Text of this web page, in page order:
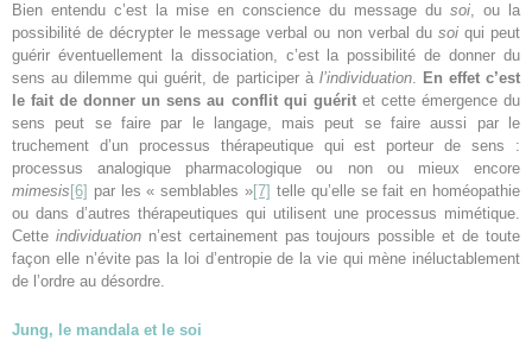
Bien entendu c’est la mise en conscience du message du soi, ou la
possibilité de décrypter le message verbal ou non verbal du soiqui peut
guérir éventuellement la dissociation, c’est la possibilité de donner du
sens au dilemme qui guérit, de participer à l’individuation. En effet c’est
le fait de donner un sens au conflit qui guéritet cette émergence du
sens peut se faire par le langage, mais peut se faire aussi par le
truchement d’un processus thérapeutique qui est porteur de sens :
processus analogique pharmacologique ou non ou mieux encore
mimesis [6] par les « semblables »[7] telle qu’elle se fait en homéopathie
ou dans d’autres thérapeutiques qui utilisent une processus mimétique.
Cette individuationn’est certainement pas toujours possible et de toute
façon elle n’évite pas la loi d’entropie de la vie qui mène inéluctablement
de l’ordre au désordre.
Jung, le mandala et le soi